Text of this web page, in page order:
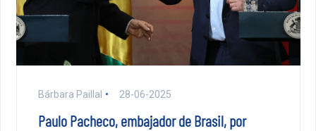
Bárbara Paillal 28-06-2025
Paulo Pacheco, embajador de Brasil, por